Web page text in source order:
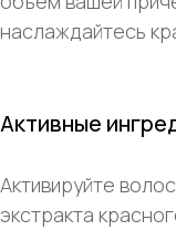
наслаждайтесь
Активные
Активируйте
экстракта